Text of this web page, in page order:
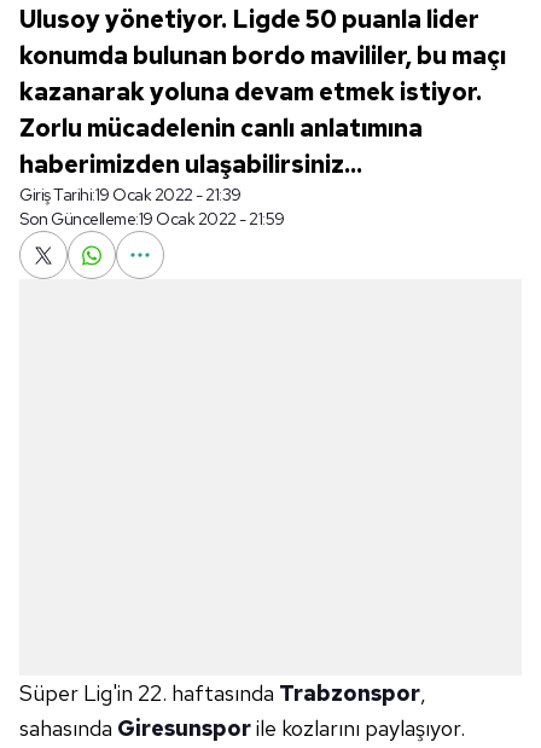
Ulusoy yönetiyor. Ligde 50 puanla lider
konumda bulunan bordo mavililer, bu maçı
kazanarak yoluna devam etmek istiyor.
Zorlu mücadelenin canlı anlatımına
haberimizden ulaşabilirsiniz...
Giriş Tarihi:19 Ocak 2022 - 21:39
Son Güncelleme:19 Ocak 2022 - 21:59
Süper Lig'in 22. haftasında Trabzonspor,
sahasında Giresunsporile kozlarını paylaşıyor.